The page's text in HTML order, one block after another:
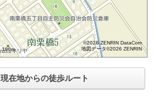
100m
©2026 ZENRIN DataCom
地図データ©2026 ZENRIN
現在地からの徒歩ルート